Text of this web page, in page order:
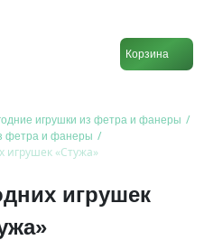
Корзина
игрушки из фетра и фанеры /
фетра и фанеры /
игрушек «Стужа»
игрушек